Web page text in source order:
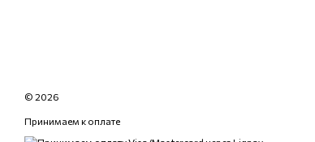
© 2026
Принимаем к оплате